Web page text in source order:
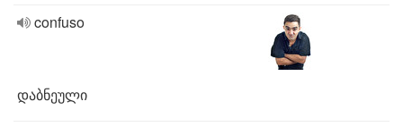
confuso
დაბნეული